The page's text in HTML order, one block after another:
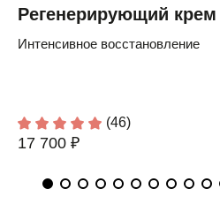
Регенерирующий крем
Интенсивное восстановление
(46)
17 700 ₽